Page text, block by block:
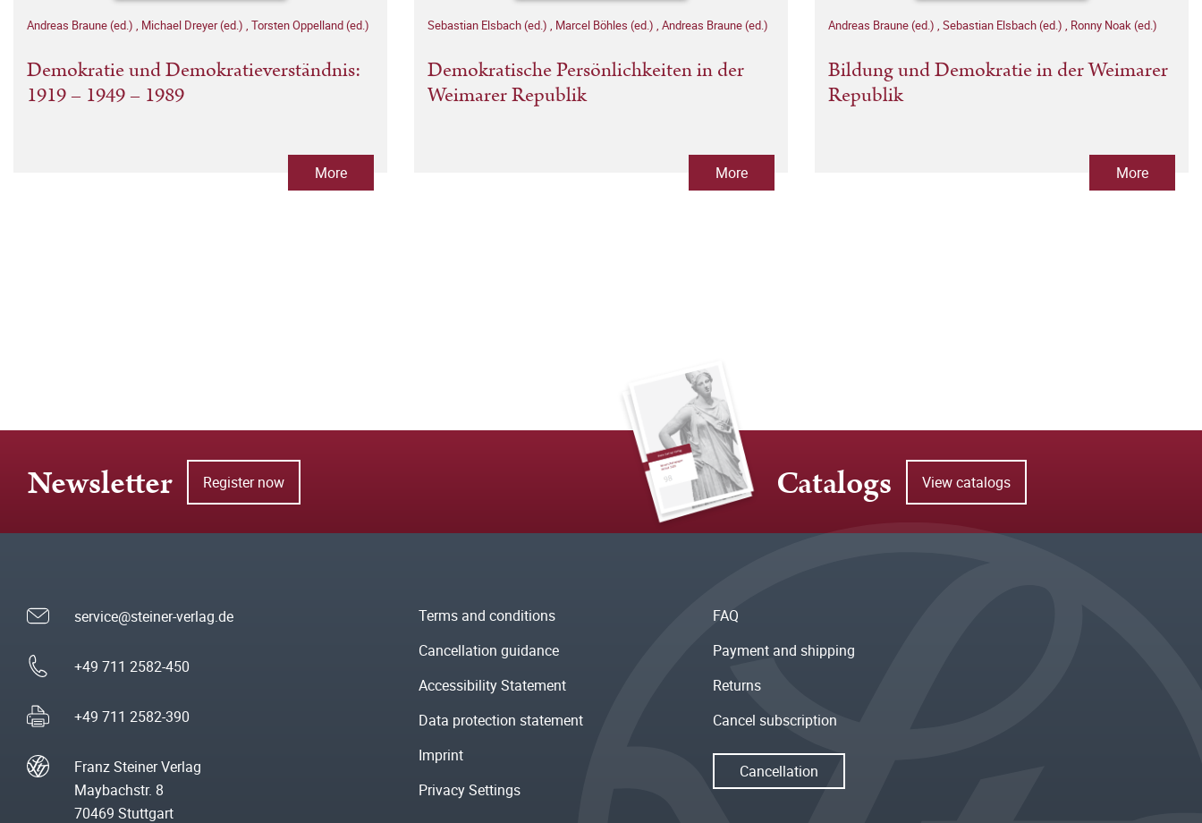
Andreas Braune (ed.) , Michael Dreyer (ed.) , Torsten Oppelland (ed.)
Demokratie und Demokratieverständnis:
1919 – 1949 – 1989
More
Sebastian Elsbach (ed.) , Marcel Böhles (ed.) , Andreas Braune (ed.)
Demokratische Persönlichkeiten in der
Weimarer Republik
More
Andreas Braune (ed.) , Sebastian Elsbach (ed.) , Ronny Noak (ed.)
Bildung und Demokratie in der Weimarer
Republik
More
Newsletter Register now Catalogs View catalogs
service@steiner-verlag.de
+49 711 2582-450
+49 711 2582-390
Franz Steiner Verlag
Maybachstr. 8
70469 Stuttgart
Terms and conditions
Cancellation guidance
Accessibility Statement
Data protection statement
Imprint
Privacy Settings
FAQ
Payment and shipping
Returns
Cancel subscription
Cancellation